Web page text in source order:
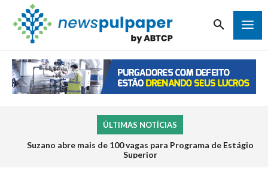
ÚLTIMAS NOTÍCIAS
Suzano abre mais de 100 vagas para Programa de Estágio
Superior